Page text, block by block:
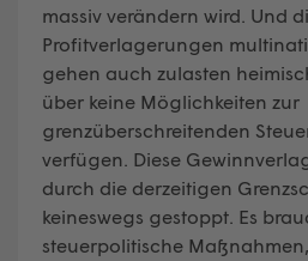
massiv verändern wird. Und
Profitverlagerungen
gehen auch zulasten
über keine Möglichkeiten zur
grenzüberschreitenden
verfügen. Diese
durch die derzeitigen
keineswegs gestoppt. Es
steuerpolitische